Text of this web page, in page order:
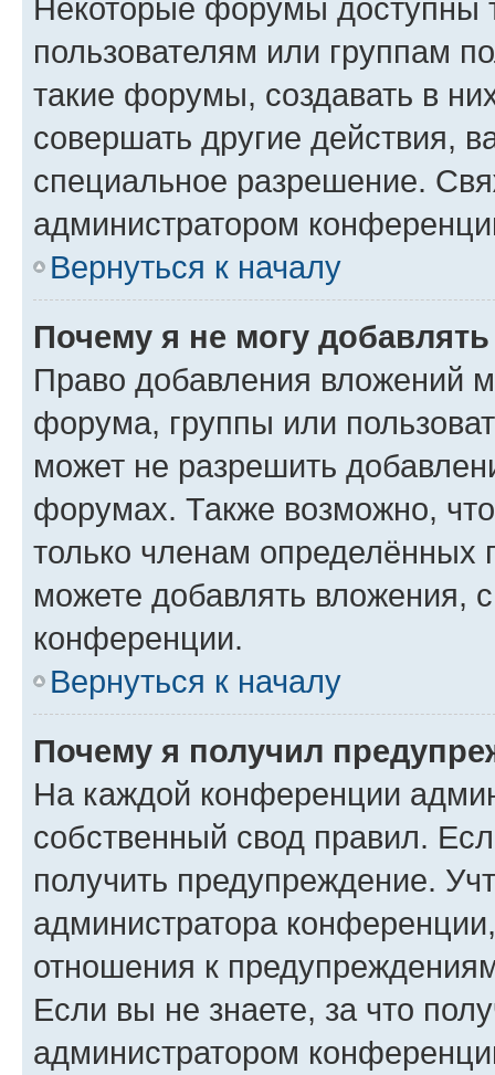
Некоторые форумы доступны
пользователям или группам
такие форумы, создавать в
совершать другие действия,
специальное разрешение.
администратором
Вернуться к началу
Почему я не могу
Право добавления вложений
форума, группы или
может не разрешить
форумах. Также возможно,
только членам определённых
можете добавлять вложения,
конференции.
Вернуться к началу
Почему я получил
На каждой конференции
собственный свод правил.
получить предупреждение.
администратора
отношения к
Если вы не знаете, за что
администратором